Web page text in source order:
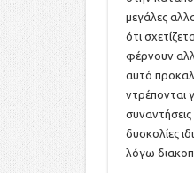
μεγάλες
ότι
φέρνουν
αυτό
ντρέπονται
δυσκολίες
λόγω